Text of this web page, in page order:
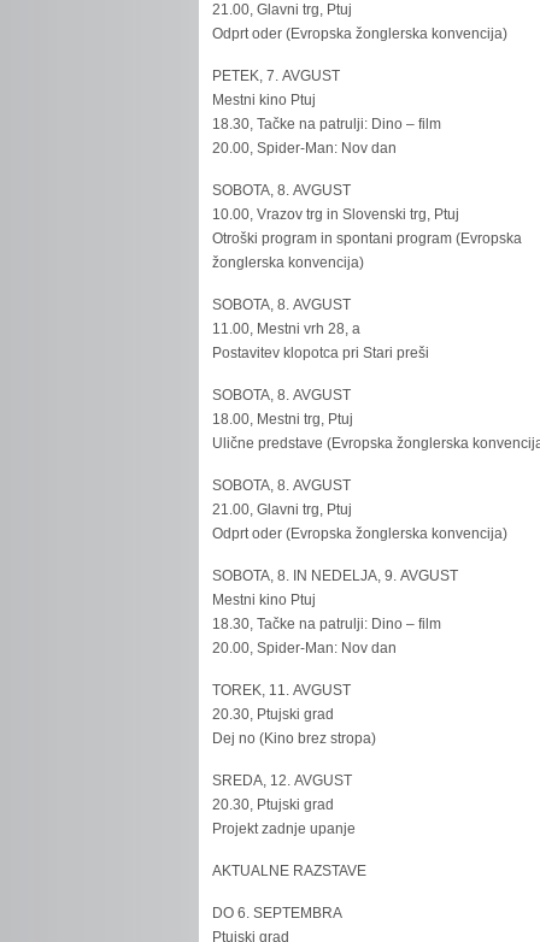
21.00, Glavni trg, Ptuj
Odprt oder (Evropska žonglerska konvencija)
PETEK, 7. AVGUST
Mestni kino Ptuj
18.30, Tačke na patrulji: Dino – film
20.00, Spider-Man: Nov dan
SOBOTA, 8. AVGUST
10.00, Vrazov trg in Slovenski trg, Ptuj
Otroški program in spontani program (Evropska
žonglerska konvencija)
SOBOTA, 8. AVGUST
11.00, Mestni vrh 28, a
Postavitev klopotca pri Stari preši
SOBOTA, 8. AVGUST
18.00, Mestni trg, Ptuj
Ulične predstave (Evropska žonglerska
SOBOTA, 8. AVGUST
21.00, Glavni trg, Ptuj
Odprt oder (Evropska žonglerska konvencija)
SOBOTA, 8. IN NEDELJA, 9. AVGUST
Mestni kino Ptuj
18.30, Tačke na patrulji: Dino – film
20.00, Spider-Man: Nov dan
TOREK, 11. AVGUST
20.30, Ptujski grad
Dej no (Kino brez stropa)
SREDA, 12. AVGUST
20.30, Ptujski grad
Projekt zadnje upanje
AKTUALNE RAZSTAVE
DO 6. SEPTEMBRA
Ptujski grad